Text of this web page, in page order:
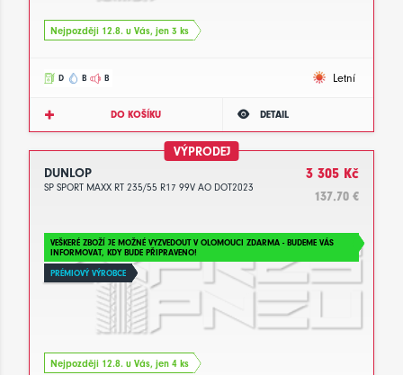
Nejpozději 12.8. u Vás, jen 3 ks
D B B Letní
DO KOŠÍKU DETAIL
VÝPRODEJ
DUNLOP
SP SPORT MAXX RT 235/55 R17 99V AO DOT2023
3 305 Kč
137.70 €
VEŠKERÉ ZBOŽÍ JE MOŽNÉ VYZVEDOUT V OLOMOUCI ZDARMA - BUDEME VÁS
INFORMOVAT, KDY BUDE PŘIPRAVENO!
PRÉMIOVÝ VÝROBCE
Nejpozději 12.8. u Vás, jen 4 ks